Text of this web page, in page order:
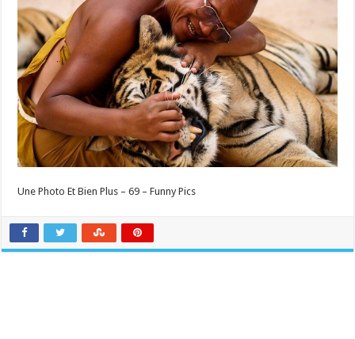
Une Photo Et Bien Plus – 69 – Funny Pics